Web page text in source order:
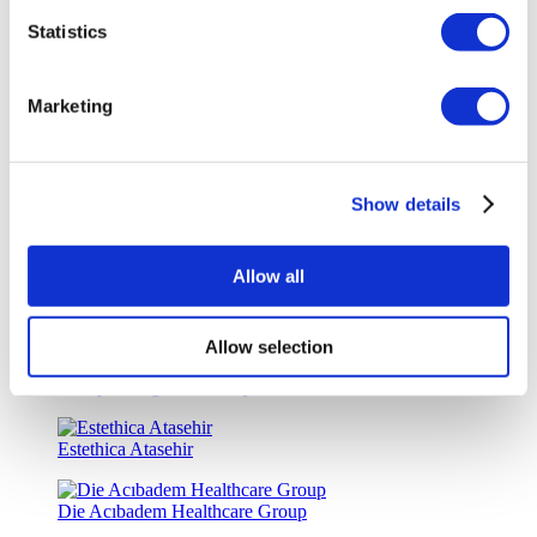
Statistics
Marketing
Show details
Allow all
Allow selection
Memorial Sisli Krankenhaus
Estethica Atasehir
Die Acıbadem Healthcare Group